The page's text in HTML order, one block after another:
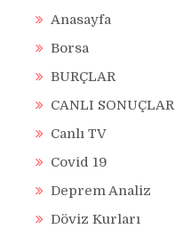
Anasayfa
Borsa
BURÇLAR
CANLI SONUÇLAR
Canlı TV
Covid 19
Deprem Analiz
Döviz Kurları